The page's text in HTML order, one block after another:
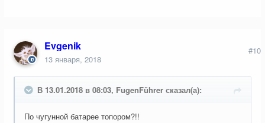
Evgenik
13 января, 2018
#10
В 13.01.2018 в 08:03, FugenFührer сказал(а):
По чугунной батарее топором?!!